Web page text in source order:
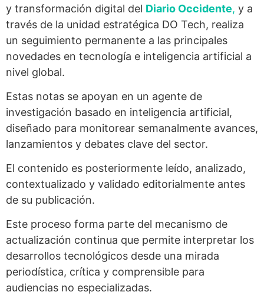
y transformación digital del Diario Occidente, y a
través de la unidad estratégica DO Tech, realiza
un seguimiento permanente a las principales
novedades en tecnología e inteligencia artificial a
nivel global.
Estas notas se apoyan en un agente de
investigación basado en inteligencia artificial,
diseñado para monitorear semanalmente avances,
lanzamientos y debates clave del sector.
El contenido es posteriormente leído, analizado,
contextualizado y validado editorialmente antes
de su publicación.
Este proceso forma parte del mecanismo de
actualización continua que permite interpretar los
desarrollos tecnológicos desde una mirada
periodística, crítica y comprensible para
audiencias no especializadas.